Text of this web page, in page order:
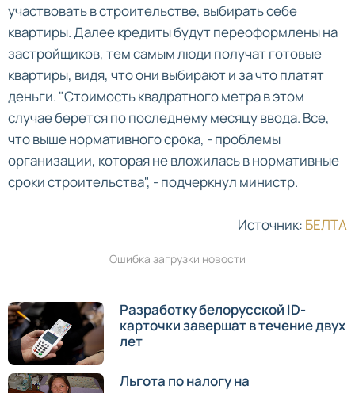
участвовать в строительстве, выбирать себе
квартиры. Далее кредиты будут переоформлены на
застройщиков, тем самым люди получат готовые
квартиры, видя, что они выбирают и за что платят
деньги. "Стоимость квадратного метра в этом
случае берется по последнему месяцу ввода. Все,
что выше нормативного срока, - проблемы
организации, которая не вложилась в нормативные
сроки строительства", - подчеркнул министр.
Источник: БЕЛТА
Ошибка загрузки новости
Разработку белорусской ID-
карточки завершат в течение двух
лет
Льгота по налогу на